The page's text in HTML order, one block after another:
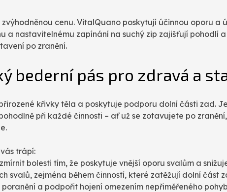
cenu. VitalQuano poskytují účinnou oporu a
a nastavitelnému zapínání na suchý zip zajišťují pohodlí
po zranění.
bederní pás pro zdravá a
křivky těla a poskytuje podporu dolní části zad.
při každé činnosti – ať už se zotavujete po
trápí:
bolesti tím, že poskytuje vnější oporu svalům a
svalů, zejména během činností, které zatěžují dolní část
a podpořit hojení omezením nepřiměřeného